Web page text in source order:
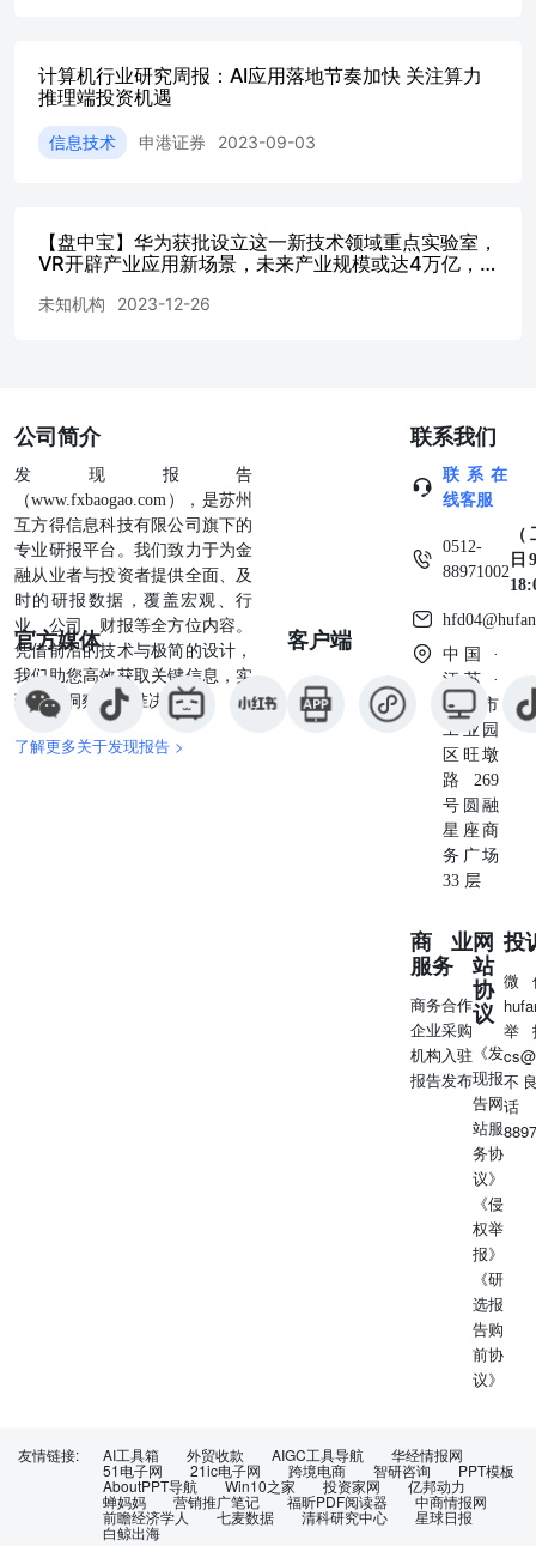
司高度重视股东回报，2024年计划末期股息每股2.49港元，
连同已派发的中期股息，2024年全年股息合计每股5.09港
年内以现金方式分配的利润逐步提升至当年股东应占利润的
覆盖超5亿户；政企市场收入良好增长，政企客户净增430
万；新兴市场、国际业务收入快速增长，AI直接收入高速
增长，灵犀AI智能体月活客户达7000万。 盈 利预 测、 估
值 分 析 和 投 资 建 议 ：预 计 公 司2025-2027年 归 母 净
国际主流运营商对比估值仍有提升空间，维持“买入-A”评
级。 风险提示： 通信行业用户增速下降，若公司综合权
益运营不达预期可能出现移动和宽带业务下滑风险。 公司
云计算业务由于基数变大、市场竞争等因素可能出现增长不
达预期风险。 财务报表预测和估值数据汇总 分析师承诺：
本人已在中国证券业协会登记为证券分析师，本人承诺，以
勤勉的职业态度，独立、客观地出具本报告。本人对证券研
究报告的内容和观点负责，保证信息来源合法合规，研究方
法专业审慎，分析结论具有合理依据。本报告清晰准确地反
映本人的研究观点。本人不曾因，不因，也将不会因本报告
中的具体推荐意见或观点直接或间接受到任何形式的补偿。
本人承诺不利用自己的身份、地位或执业过程中所掌握的信
息为自己或他人谋取私利。 投资评级的说明： 以报告发布
日后的6--12个月内公司股价（或行业指数）相对同期基准
指数的涨跌幅为基准。其中：A股以沪深300指数为基准；
新三板以三板成指或三板做市指数为基准；港股以恒生指数
为基准；美股以纳斯达克综合指数或标普500指数为基准。
无评级：因无法获取必要的资料，或者公司面临无法预见的
无评级） 评级体系： ——公司评级 买入：预计涨幅领先相
对基准指数15%以上；增持：预计涨幅领先相对基准指数介
于5%-15%之间；中性：预计涨幅领先相对基准指数介
于-5%-5%之间；减持：预计涨幅落后相对基准指数介
于-5%--15%之间；卖出：预计涨幅落后相对基准指数-15%
以上。 ——行业评级 领先大市：预计涨幅超越相对基准指
于-10%-10%之间；落后大市：预计涨幅落后相对基准指
数-10%以上。 ——风险评级 A：预计波动率小于等于相对
基准指数；B：预计波动率大于相对基准指数。 免责声明：
山西证券股份有限公司(以下简称“公司”)具备证券投资咨询
业务资格。本报告是基于公司认为可靠的已公开信息，但公
司不保证该等信息的准确性和完整性。入市有风险，投资需
谨慎。在任何情况下，本报告中的信息或所表述的意见并不
构成对任何人的投资建议。在任何情况下，公司不对任何人
因使用本报告中的任何内容引致的损失负任何责任。本报告
所载的资料、意见及推测仅反映发布当日的判断。在不同时
期，公司可发出与本报告所载资料、意见及推测不一致的报
或争取为这些公司提供投资银行或财务顾问服务。客户应当
考虑到公司可能存在可能影响本报告客观性的利益冲突。公
司在知晓范围内履行披露义务。本报告版权归公司所有。公
司对本报告保留一切权利。未经公司事先书面授权，本报告
计算机行业研究周报：AI应用落地节奏加快 关注算力
推理端投资机遇
信息技术 申港证券 2023-09-03
【盘中宝】华为获批设立这一新技术领域重点实验室，
VR开辟产业应用新场景，未来产业规模或达4万亿，
未知机构 2023-12-26
公司简介
发现报告
（www.fxbaogao.com），是苏州
互方得信息科技有限公司旗下的
专业研报平台。我们致力于为金
融从业者与投资者提供全面、及
时的研报数据，覆盖宏观、行
业、公司、财报等全方位内容。
凭借前沿的技术与极简的设计，
我们助您高效获取关键信息，实
现深度洞察与精准决策。
了解更多关于发现报告 >
官方媒体 客户端
联系我们
联系在
线客服
0512-
88971002
日
中国 ·
江苏 ·
苏州市
工业园
区旺墩
路269
号圆融
星座商
务广场
33 层
商业
服务
商务合作
企业采购
机构入驻
报告发布
网
站
协
议
《发
现报
告网
站服
务协
议》
《侵
权举
报》
《研
选报
告购
前协
议》
投
微
举
不
友情链接: AI工具箱 外贸收款 AIGC工具导航 华经情报网
51电子网 21ic电子网 跨境电商 智研咨询 PPT模板
AboutPPT导航 Win10之家 投资家网 亿邦动力
蝉妈妈 营销推广笔记 福昕PDF阅读器 中商情报网
前瞻经济学人 七麦数据 清科研究中心 星球日报
白鲸出海